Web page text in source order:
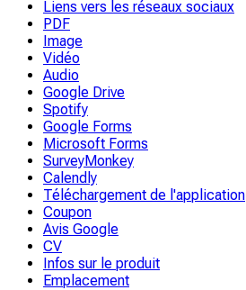
Liens vers les réseaux sociaux
PDF
Image
Vidéo
Audio
Google Drive
Spotify
Google Forms
Microsoft Forms
SurveyMonkey
Calendly
Téléchargement de l'application
Coupon
Avis Google
CV
Infos sur le produit
Emplacement